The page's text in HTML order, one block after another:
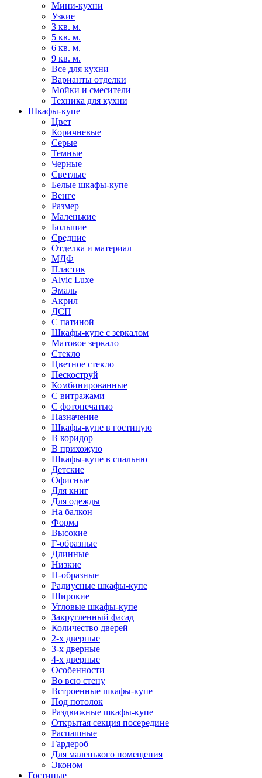
Мини-кухни
Узкие
3 кв. м.
5 кв. м.
6 кв. м.
9 кв. м.
Все для кухни
Варианты отделки
Мойки и смесители
Техника для кухни
Шкафы-купе
Цвет
Коричневые
Серые
Темные
Черные
Светлые
Белые шкафы-купе
Венге
Размер
Маленькие
Большие
Средние
Отделка и материал
МДФ
Пластик
Alvic Luxe
Эмаль
Акрил
ДСП
С патиной
Шкафы-купе с зеркалом
Матовое зеркало
Стекло
Цветное стекло
Пескоструй
Комбинированные
С витражами
С фотопечатью
Назначение
Шкафы-купе в гостиную
В коридор
В прихожую
Шкафы-купе в спальню
Детские
Офисные
Для книг
Для одежды
На балкон
Форма
Высокие
Г-образные
Длинные
Низкие
П-образные
Радиусные шкафы-купе
Широкие
Угловые шкафы-купе
Закругленный фасад
Количество дверей
2-х дверные
3-х дверные
4-х дверные
Особенности
Во всю стену
Встроенные шкафы-купе
Под потолок
Раздвижные шкафы-купе
Открытая секция посередине
Распашные
Гардероб
Для маленького помещения
Эконом
Гостиные